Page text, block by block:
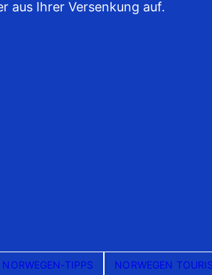
aus Ihrer Versenkung auf.
TIPPS NORWEGEN